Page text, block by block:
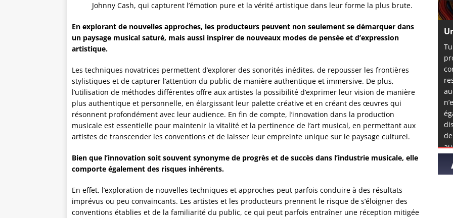
Johnny Cash, qui capturent l’émotion pure et la vérité artistique dans leur forme la plus brute.
En explorant de nouvelles approches, les producteurs peuvent non seulement se démarquer dans
un paysage musical saturé, mais aussi inspirer de nouveaux modes de pensée et d’expression
artistique.
Les techniques novatrices permettent d’explorer des sonorités inédites, de repousser les frontières
stylistiques et de capturer l’attention du public de manière authentique et immersive. De plus,
l’utilisation de méthodes différentes offre aux artistes la possibilité d’exprimer leur vision de manière
plus authentique et personnelle, en élargissant leur palette créative et en créant des œuvres qui
résonnent profondément avec leur audience. En fin de compte, l’innovation dans la production
musicale est essentielle pour maintenir la vitalité et la pertinence de l’art musical, en permettant aux
artistes de transcender les conventions et de laisser leur empreinte unique sur le paysage culturel.
Bien que l’innovation soit souvent synonyme de progrès et de succès dans l’industrie musicale, elle
comporte également des risques inhérents.
En effet, l’exploration de nouvelles techniques et approches peut parfois conduire à des résultats
imprévus ou peu convaincants. Les artistes et les producteurs prennent le risque de s’éloigner des
conventions établies et de la familiarité du public, ce qui peut parfois entraîner une réception mitigée